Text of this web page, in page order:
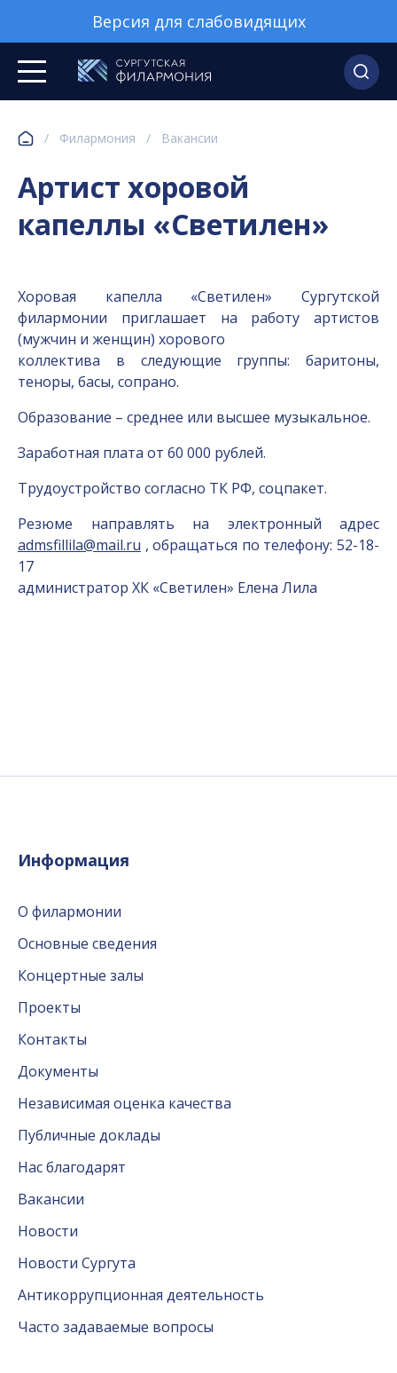
Версия для слабовидящих
/ Филармония / Вакансии
Артист хоровой
капеллы «Светилен»
Хоровая капелла «Светилен» Сургутской
филармонии приглашает на работу артистов
(мужчин и женщин) хорового
коллектива в следующие группы: баритоны,
теноры, басы, сопрано.
Образование – среднее или высшее музыкальное.
Заработная плата от 60 000 рублей.
Трудоустройство согласно ТК РФ, соцпакет.
Резюме направлять на электронный адрес
admsfillila@mail.ru , обращаться по телефону: 52-18-
17
администратор ХК «Светилен» Елена Лила
Информация
О филармонии
Основные сведения
Концертные залы
Проекты
Контакты
Документы
Независимая оценка качества
Публичные доклады
Нас благодарят
Вакансии
Новости
Новости Сургута
Антикоррупционная деятельность
Часто задаваемые вопросы